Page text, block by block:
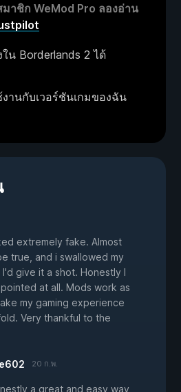
าชิก WeMod Pro ลองอ่าน
น Borderlands 2 ได้
านกับเวอร์ชันเกมของฉัน
extremely fake. Almost
true, and i swallowed my
give it a shot. Honestly I
at all. Mods work as
my gaming experience
Very thankful to the
20 ก.พ.
a great and easy way